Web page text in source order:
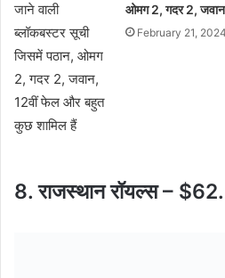
ओमग 2, गदर 2,
February 21, 2024
8. राजस्थान रॉयल्स –